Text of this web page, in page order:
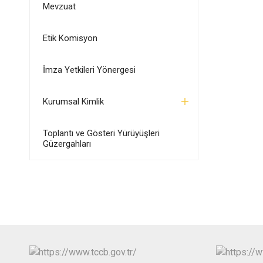
Mevzuat
Etik Komisyon
İmza Yetkileri Yönergesi
Kurumsal Kimlik
Toplantı ve Gösteri Yürüyüşleri
Güzergahları